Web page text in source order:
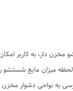
مخزن دار، به کاربر
لحظه میزان مایع
به نواحی دشوار